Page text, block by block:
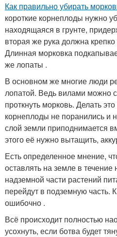
Как правильно убирать
короткие корнеплоды нужно
находящаяся в грунте,
вторая же рука должна
Длинная морковка
же лопаты .
В основном же многие люди
лопатой. Ведь вилами можно
проткнуть морковь. Делать
корнеплоды не поранились и
слой земли приподнимается
этого её нужно вытащить,
Есть определенное мнение,
оставлять на земле в
надземной части растений
перейдут в подземную часть.
ошибочно .
Всё происходит полностью
усохнуть, если ботва будет